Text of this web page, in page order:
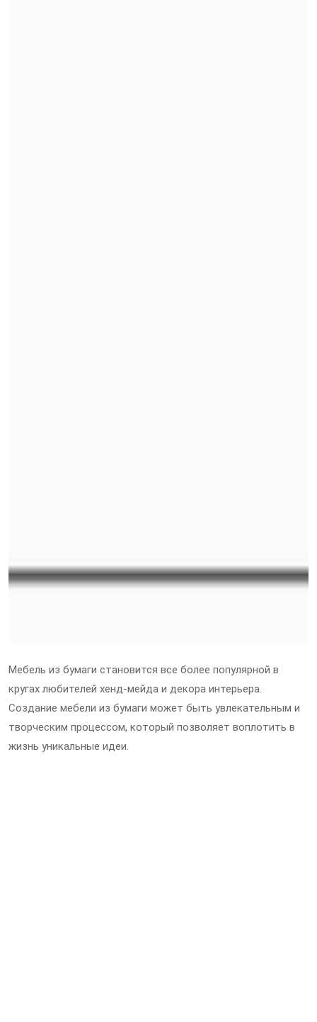
Мебель из бумаги становится все более популярной в
кругах любителей хенд-мейда и декора интерьера.
Создание мебели из бумаги может быть увлекательным и
творческим процессом, который позволяет воплотить в
жизнь уникальные идеи.